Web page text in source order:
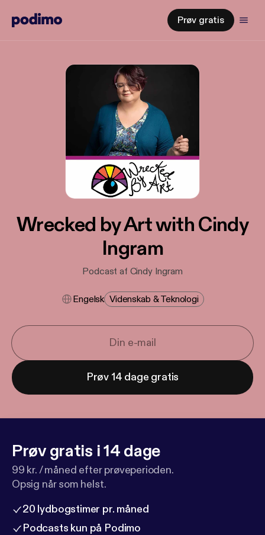
Prøv gratis
Wrecked by Art with Cindy
Ingram
Podcast af Cindy Ingram
Engelsk Videnskab & Teknologi
Prøv 14 dage gratis
Prøv gratis i 14 dage
99 kr. / måned efter prøveperioden.
Opsig når som helst.
20 lydbogstimer pr. måned
Podcasts kun på Podimo